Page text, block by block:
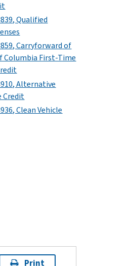
Qualified
Carryforward of
Columbia First-Time
Alternative
Credit
Clean Vehicle
Print